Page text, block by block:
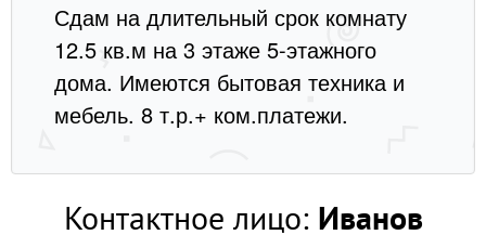
Сдам на длительный срок комнату
12.5 кв.м на 3 этаже 5-этажного
дома. Имеются бытовая техника и
мебель. 8 т.р.+ ком.платежи.
Контактное лицо:Иванов